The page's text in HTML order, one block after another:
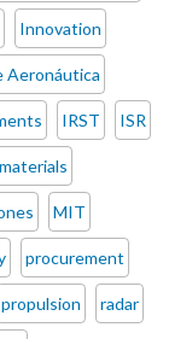
Innovation
Aeronáutica
IRST ISR
materials
MIT
procurement
propulsion radar